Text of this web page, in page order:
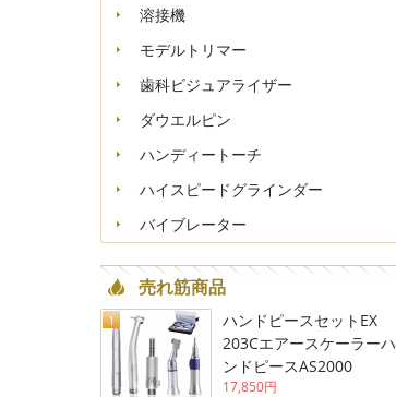
溶接機
モデルトリマー
歯科ビジュアライザー
ダウエルピン
ハンディートーチ
ハイスピードグラインダー
バイブレーター
売れ筋商品
ハンドピースセットEX
203Cエアースケーラーハ
ンドピースAS2000
17,850円
1